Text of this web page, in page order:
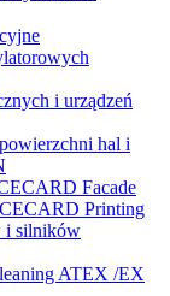
i urządzeń
hal i
Facade
Printing
i silników
ATEX /EX